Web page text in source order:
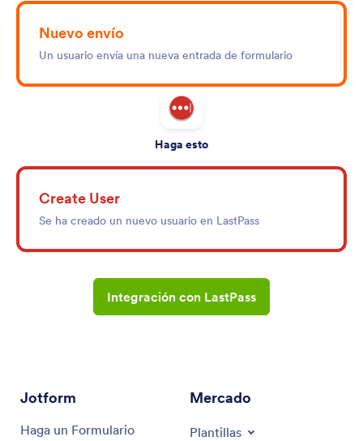
Nuevo envío
Un usuario envía una nueva entrada de formulario
Haga esto
Create User
Se ha creado un nuevo usuario en LastPass
Integración con LastPass
Jotform
Haga un Formulario
Mercado
Plantillas